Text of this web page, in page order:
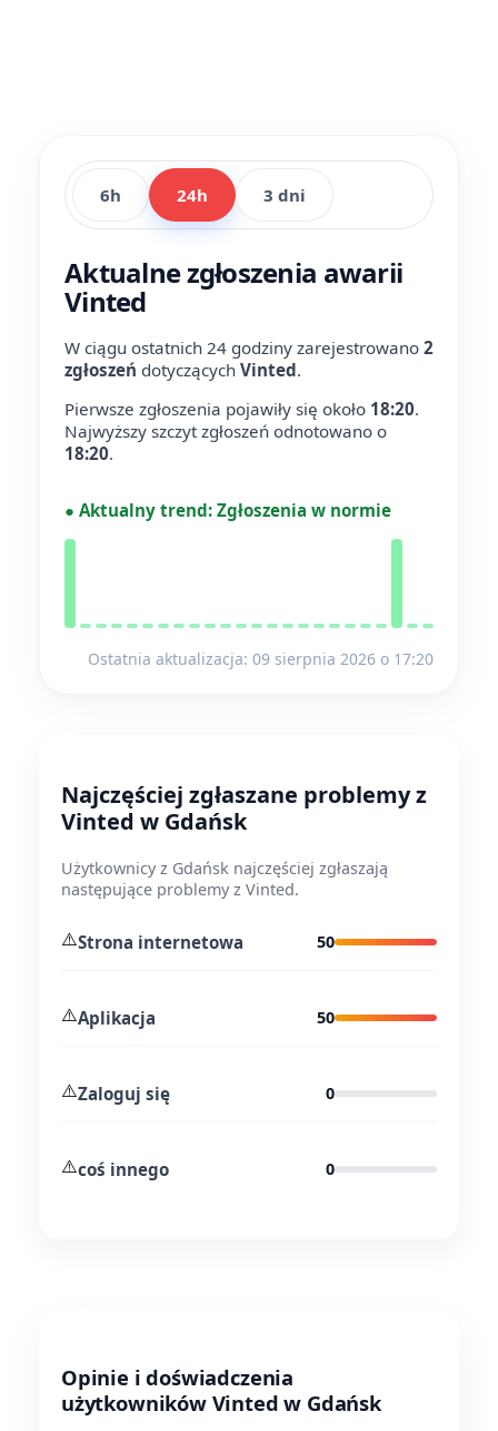
6h 24h 3 dni
Aktualne zgłoszenia awarii
Vinted
W ciągu ostatnich 24 godziny zarejestrowano 2
zgłoszeń dotyczących Vinted.
Pierwsze zgłoszenia pojawiły się około 18:20.
Najwyższy szczyt zgłoszeń odnotowano o
18:20.
● Aktualny trend: Zgłoszenia w normie
Ostatnia aktualizacja: 09 sierpnia 2026 o 17:20
Najczęściej zgłaszane problemy z
Vinted w Gdańsk
Użytkownicy z Gdańsk najczęściej zgłaszają
następujące problemy z Vinted.
⚠️Strona internetowa 50
⚠️Aplikacja 50
⚠️Zaloguj się 0
⚠️coś innego 0
Opinie i doświadczenia
użytkowników Vinted w Gdańsk